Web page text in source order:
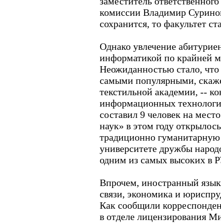
комиссии Владимир
сохранится, то факультет
Однако увлечение
информатикой по крайней
Неожиданностью стало,
самыми популярными,
текстильной академии, --
информационных
составил 9 человек на
наук» в этом году
традиционно
университете дружбы
одним из самых высоких в
Впрочем, иностранный
связи, экономика и
Как сообщили
в отделе лицензирования